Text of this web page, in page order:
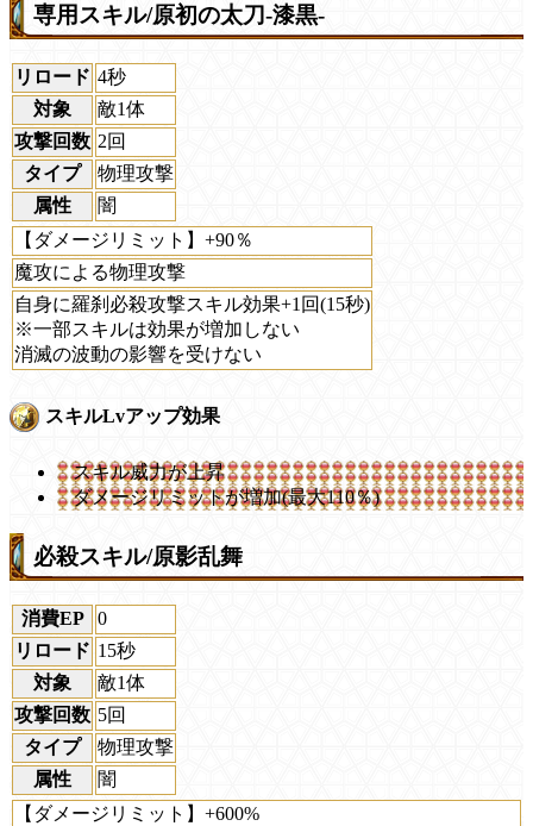
専用スキル/原初の太刀-漆黒-
リロード 4秒
対象
敵1体
攻撃回数 2回
タイプ
物理攻撃
属性
闇
【ダメージリミット】+90％
魔攻による物理攻撃
自身に羅刹必殺攻撃スキル効果+1回(15秒)
※一部スキルは効果が増加しない
消滅の波動の影響を受けない
スキルLvアップ効果
スキル威力が上昇
ダメージリミットが増加(最大110％)
必殺スキル/原影乱舞
消費EP
0
リロード 15秒
対象
敵1体
攻撃回数 5回
タイプ
物理攻撃
属性
闇
【ダメージリミット】+600%